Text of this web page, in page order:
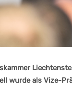
wurde als Vize-